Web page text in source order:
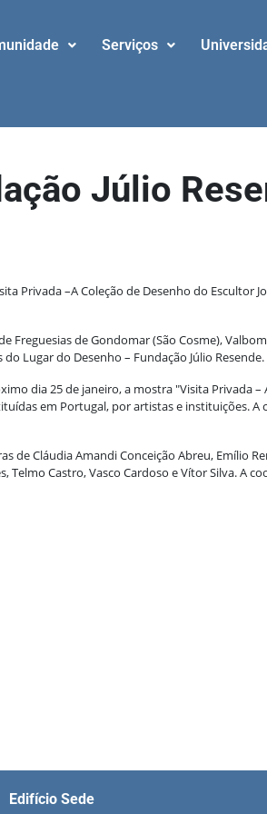
Serviços
Júlio
Privada –A Coleção de Desenho do Escultor
de Gondomar (São Cosme),
Lugar do Desenho – Fundação Júlio Resende.
dia 25 de janeiro, a mostra "Visita Privada
em Portugal, por artistas e instituições.
de Cláudia Amandi Conceição Abreu, Emílio
Castro, Vasco Cardoso e Vítor Silva. A
Edifício Sede